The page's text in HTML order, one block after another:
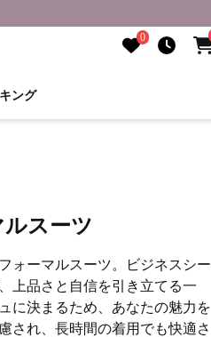
0
ング
スーツ
ォーマルスーツ。ビジネスシー
上品さと自信を引き立てる一
に決まるため、あなたの魅力を
され、長時間の着用でも快適さ